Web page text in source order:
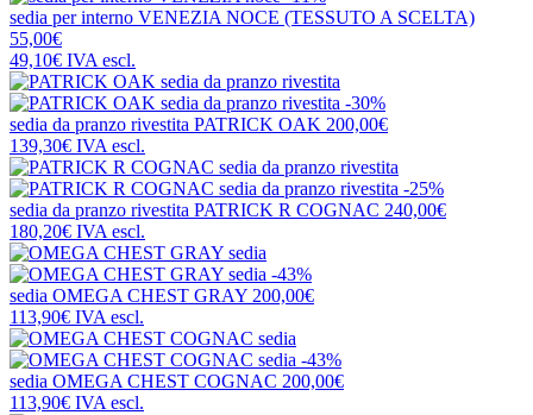
sedia per interno VENEZIA NOCE (TESSUTO A SCELTA)
55,00€
49,10€ IVA escl.
-30%
sedia da pranzo rivestita PATRICK OAK 200,00€
139,30€ IVA escl.
-25%
sedia da pranzo rivestita PATRICK R COGNAC 240,00€
180,20€ IVA escl.
-43%
sedia OMEGA CHEST GRAY 200,00€
113,90€ IVA escl.
-43%
sedia OMEGA CHEST COGNAC 200,00€
113,90€ IVA escl.